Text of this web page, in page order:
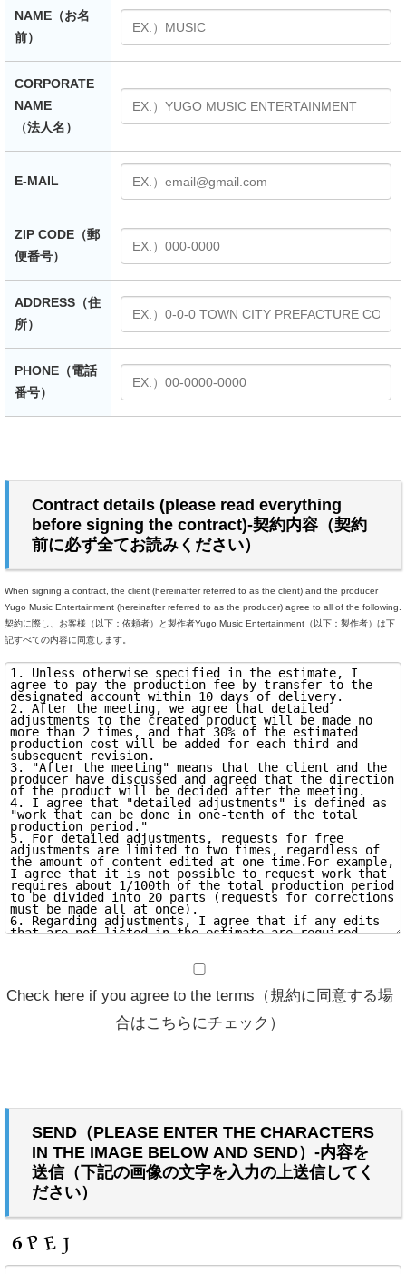
NAME（お名
前）
CORPORATE
NAME
（法人名）
E-MAIL
ZIP CODE（郵
便番号）
ADDRESS（住
所）
PHONE（電話
番号）
Contract details (please read everything
before signing the contract)-契約内容（契約
前に必ず全てお読みください）
When signing a contract, the client (hereinafter referred to as the client) and the producer
Yugo Music Entertainment (hereinafter referred to as the producer) agree to all of the following.
契約に際し、お客様（以下：依頼者）と製作者Yugo Music Entertainment（以下：製作者）は下
記すべての内容に同意します。
Check here if you agree to the terms（規約に同意する場
合はこちらにチェック）
SEND（PLEASE ENTER THE CHARACTERS
IN THE IMAGE BELOW AND SEND）-内容を
送信（下記の画像の文字を入力の上送信してく
ださい）